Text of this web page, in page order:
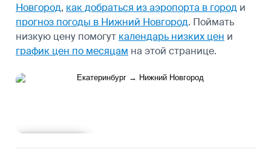
Новгород, как добраться из аэропорта в город и
прогноз погоды в Нижний Новгород. Поймать
низкую цену помогут календарь низких цен и
график цен по месяцам на этой странице.